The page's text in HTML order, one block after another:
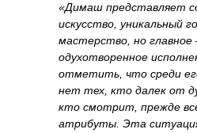
«Димаш представляет
искусство, уникальный
мастерство, но
одухотворенное
отметить, что среди
нет тех, кто далек от
кто смотрит, прежде
атрибуты. Эта